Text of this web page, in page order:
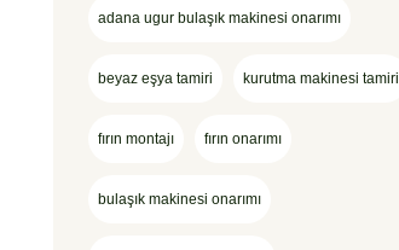
adana ugur bulaşık makinesi onarımı
beyaz eşya tamiri kurutma makinesi tamiri
fırın montajı fırın onarımı
bulaşık makinesi onarımı